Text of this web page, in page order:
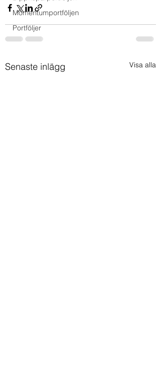
Momentumportföljen
Portföljer
Senaste inlägg Visa alla